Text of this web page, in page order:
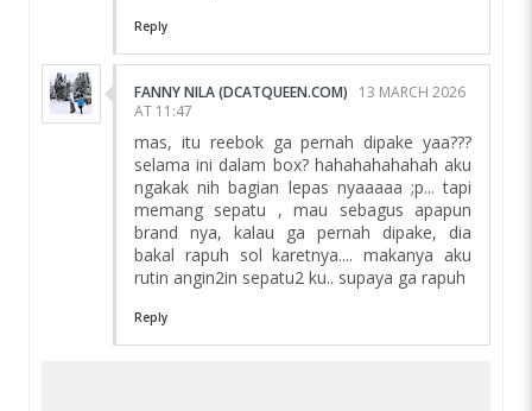
Reply
FANNY NILA (DCATQUEEN.COM)
13 MARCH 2026
AT 11:47
mas, itu reebok ga pernah dipake yaa???
selama ini dalam box? hahahahahahah aku
ngakak nih bagian lepas nyaaaaa ;p... tapi
memang sepatu , mau sebagus apapun
brand nya, kalau ga pernah dipake, dia
bakal rapuh sol karetnya.... makanya aku
rutin angin2in sepatu2 ku.. supaya ga rapuh
Reply